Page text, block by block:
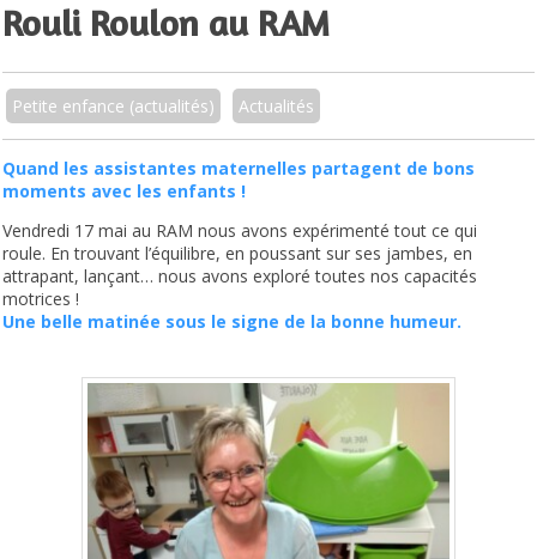
Rouli Roulon au RAM
Petite enfance (actualités) Actualités
Quand les assistantes maternelles partagent de bons
moments avec les enfants !
Vendredi 17 mai au RAM nous avons expérimenté tout ce qui
roule. En trouvant l’équilibre, en poussant sur ses jambes, en
attrapant, lançant… nous avons exploré toutes nos capacités
motrices !
Une belle matinée sous le signe de la bonne humeur.